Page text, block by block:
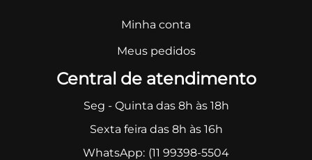
Minha conta
Meus pedidos
Central de atendimento
Seg - Quinta das 8h às 18h
Sexta feira das 8h às 16h
WhatsApp: (11 99398-5504